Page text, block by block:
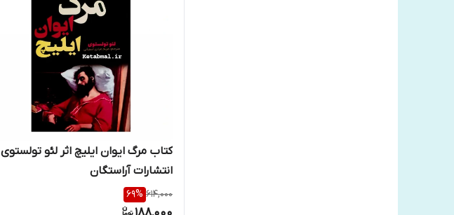
کتاب مرگ ایوان ایلیچ اثر لئو تولستوی
انتشارات آراستگان
614,000
69%